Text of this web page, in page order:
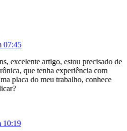
07:45
excelente artigo, estou precisado de
que tenha experiência com
placa do meu trabalho, conhece
10:19